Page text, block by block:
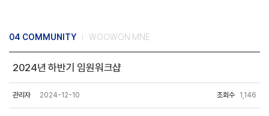
04 COMMUNITY WOOWON MNE
2024년 하반기 임원워크샵
관리자 2024-12-10 조회수 1,146